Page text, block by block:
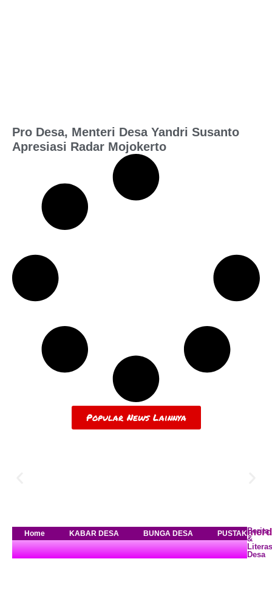
Pro Desa, Menteri Desa Yandri Susanto
Apresiasi Radar Mojokerto
Popular News Lainnya
Home KABAR DESA BUNGA DESA PUSTAKABerita
&
Desa